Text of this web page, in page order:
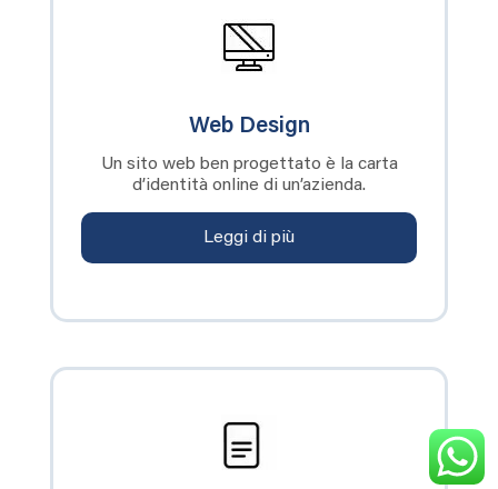
Web Design
Un sito web ben progettato è la carta
d’identità online di un’azienda.
Leggi di più